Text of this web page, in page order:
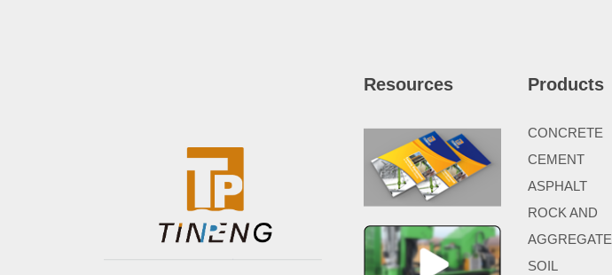
Resources Products
CONCRETE
CEMENT
ASPHALT
ROCK AND
AGGREGATE
SOIL